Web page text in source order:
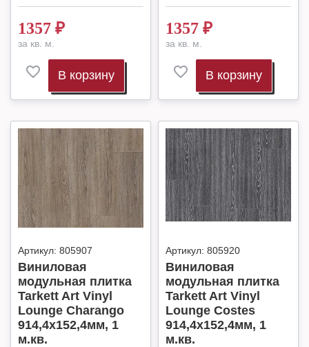
1357 ₽
за кв. м.
В корзину
1357 ₽
за кв. м.
В корзину
Артикул: 805907
Виниловая
модульная плитка
Tarkett Art Vinyl
Lounge Charango
914,4х152,4мм, 1
м.кв.
Артикул: 805920
Виниловая
модульная плитка
Tarkett Art Vinyl
Lounge Costes
914,4х152,4мм, 1
м.кв.